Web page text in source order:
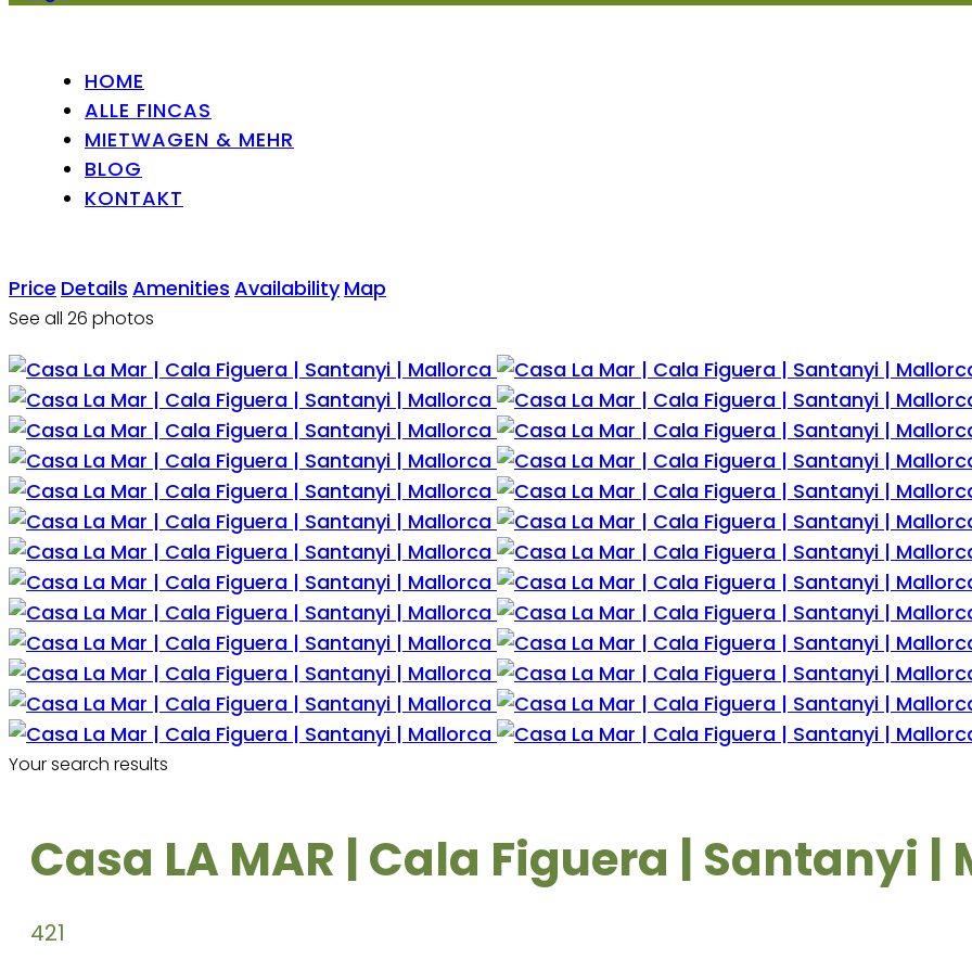
HOME
ALLE FINCAS
MIETWAGEN & MEHR
BLOG
KONTAKT
Price Details Amenities Availability Map
See all 26 photos
Your search results
Casa LA MAR | Cala Figuera | Santanyi |
421